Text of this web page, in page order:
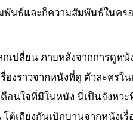
นธ์และก็ความสัมพันธ์ในคร
กเปลี่ยน ภายหลังจากการดูห
องราวจากหนังที่ดู ตัวละครใน
อนใจที่มีในหนัง นี่เป็นจังหว
ต้เถียงกันเบิกบานจากหนังเ